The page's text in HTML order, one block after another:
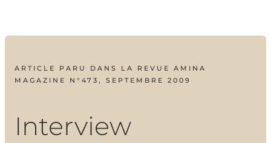
ARTICLE PARU DANS LA REVUE AMINA
MAGAZINE N°473, SEPTEMBRE 2009
Interview